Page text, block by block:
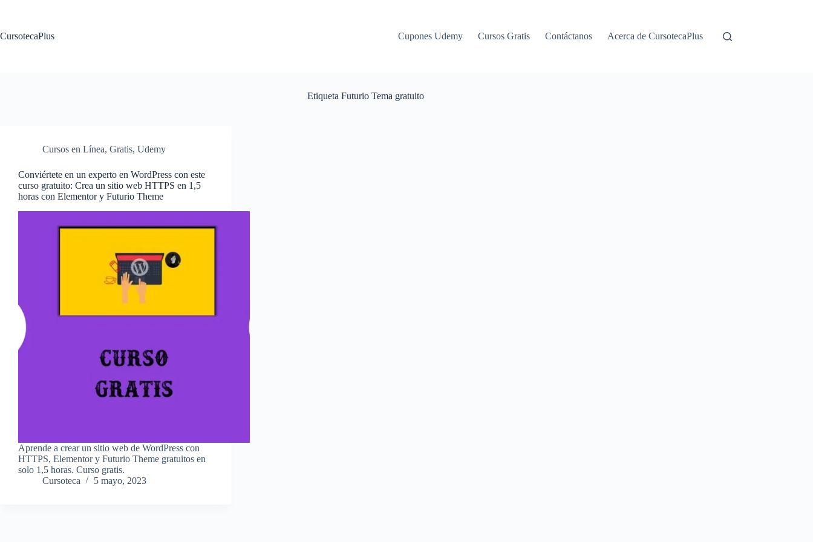
CursotecaPlus
Cupones Udemy Cursos Gratis Contáctanos Acerca de CursotecaPlus
Etiqueta Futurio Tema gratuito
Cursos en Línea, Gratis, Udemy
Conviértete en un experto en WordPress con este
curso gratuito: Crea un sitio web HTTPS en 1,5
horas con Elementor y Futurio Theme
Aprende a crear un sitio web de WordPress con
HTTPS, Elementor y Futurio Theme gratuitos en
solo 1,5 horas. Curso gratis.
Cursoteca
5 mayo, 2023